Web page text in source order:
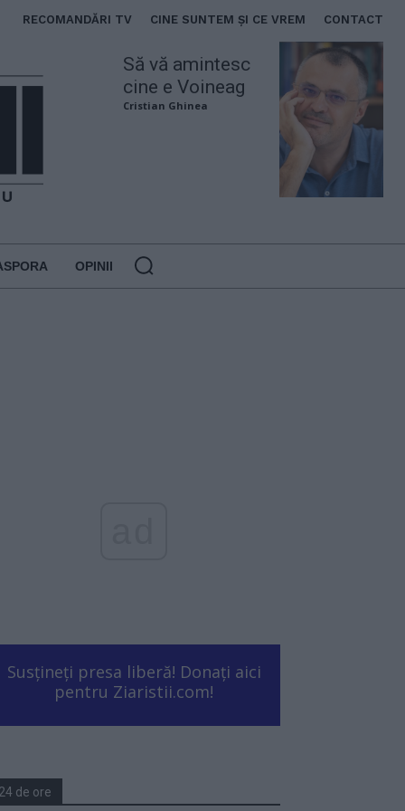
RECOMANDĂRI TV CINE SUNTEM ȘI CE VREM CONTACT
Să vă amintesc
cine e Voineag
Cristian Ghinea
OPINII
Susțineți presa liberă! Donați aici
pentru Ziaristii.com!
24 de ore